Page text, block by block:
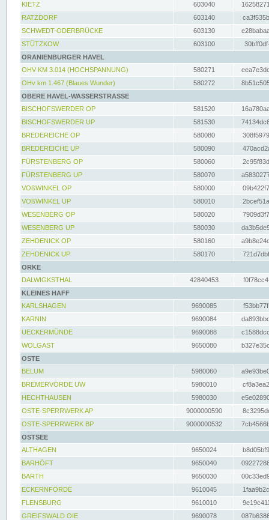
KIETZ
603040
RATZDORF
603140
SCHWEDT-ODERBRÜCKE
603130
STÜTZKOW
603100
ORANIENBURGER HAVEL
OHV KM 3.014 (HOCHSPANNUNG)
580271
OHv km 1.467 (Blaues Wunder)
580272
OBERE HAVEL-WASSERSTRASSE
BISCHOFSWERDER OP
581520
BISCHOFSWERDER UP
581530
BREDEREICHE OP
580080
BREDEREICHE UP
580090
FÜRSTENBERG OP
580060
FÜRSTENBERG UP
580070
VOßWINKEL OP
580000
VOßWINKEL UP
580010
WESENBERG OP
580020
WESENBERG UP
580030
ZEHDENICK OP
580160
ZEHDENICK UP
580170
ORKE
DALWIGKSTHAL
42840453
KLEINES HAFF
KARLSHAGEN
9690085
KARNIN
9690084
UECKERMÜNDE
9690088
WOLGAST
9650080
OSTE
BELUM
5980060
BREMERVÖRDE UW
5980010
HECHTHAUSEN
5980030
OSTE-SPERRWERK AP
9000000590
OSTE-SPERRWERK BP
9000000532
OSTSEE
ALTHAGEN
9650024
BARHÖFT
9650040
BARTH
9650030
ECKERNFÖRDE
9610045
FLENSBURG
9610010
GREIFSWALD OIE
9690078